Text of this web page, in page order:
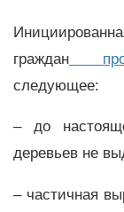
граждан
следующее:
– до
деревьев не
– частичная